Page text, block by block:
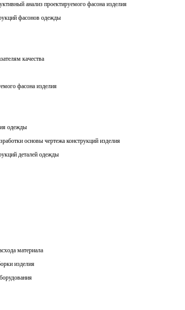
анализ проектируемого фасона изделия
фасонов одежды
качества
фасона изделия
одежды
основы чертежа конструкций изделия
деталей одежды
материала
изделия